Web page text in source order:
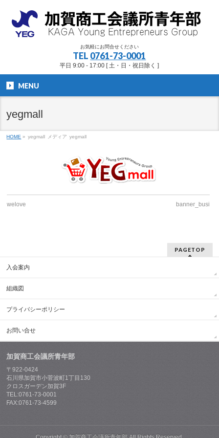
お気軽にお問合せください
TEL 0761-73-0001
平日 9:00 - 17:00 [ 土・日・祝日除く ]
MENU
yegmall
HOME » yegmall メディア yegmall
welove banner_busi
PAGETOP
入会案内
組織図
プライバシーポリシー
お問い合せ
加賀商工会議所青年部
〒922-0424
石川県加賀市小菅波町1丁目130
クロスガーデン加賀3F
TEL:0761-73-0001
FAX:0761-73-4599